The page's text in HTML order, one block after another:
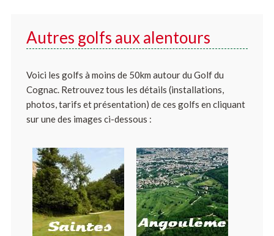
Autres golfs aux alentours
Voici les golfs à moins de 50km autour du Golf du
Cognac. Retrouvez tous les détails (installations,
photos, tarifs et présentation) de ces golfs en cliquant
sur une des images ci-dessous :